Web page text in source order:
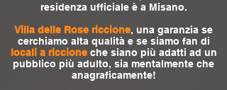
residenza ufficiale è a Misano.
Villa delle Rose riccione, una garanzia se
cerchiamo alta qualità e se siamo fan di
locali a riccioneche siano più adatti ad un
pubblico più adulto, sia mentalmente che
anagraficamente!